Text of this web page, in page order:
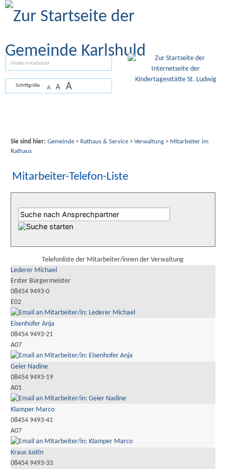
Zum Inhalt
Schriftgröße A A A
Sie sind hier: Gemeinde> Rathaus & Service> Verwaltung> Mitarbeiter im
Rathaus
Mitarbeiter-Telefon-Liste
Telefonliste der Mitarbeiter/innen der Verwaltung
Lederer Michael
Erster Bürgermeister
08454 9493-0
E02
Eisenhofer Anja
08454 9493-21
A07
Geier Nadine
08454 9493-19
A01
Klamper Marco
08454 9493-41
A07
Kraus Justin
08454 9493-33